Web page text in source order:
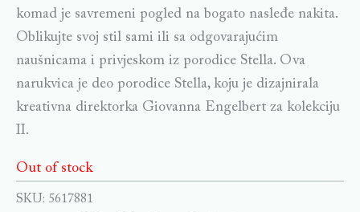
komad je savremeni pogled na bogato nasleđe nakita.
Oblikujte svoj stil sami ili sa odgovarajućim
naušnicama i privjeskom iz porodice Stella. Ova
narukvica je deo porodice Stella, koju je dizajnirala
kreativna direktorka Giovanna Engelbert za kolekciju
II.
Out of stock
SKU: 5617881